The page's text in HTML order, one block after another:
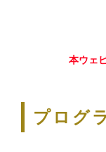
本ウェ
プログ